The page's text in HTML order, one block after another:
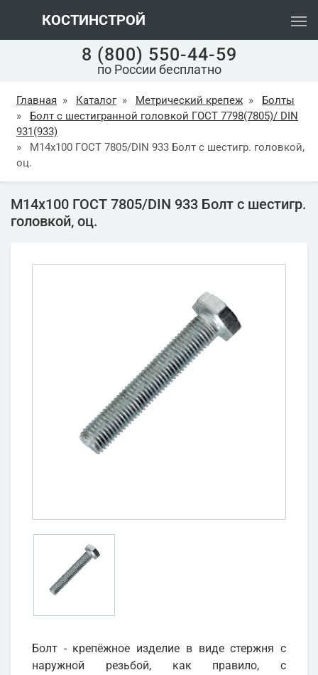
КОСТИНСТРОЙ
8 (800) 550-44-59
по России бесплатно
Главная » Каталог » Метрический крепеж »
Болты
»
Болт с шестигранной головкой ГОСТ 7798(7805)/ DIN
931(933)
»
М14х100 ГОСТ 7805/DIN 933 Болт с шестигр. головкой,
оц.
М14х100 ГОСТ 7805/DIN 933 Болт с шестигр.
головкой, оц.
Болт - крепёжное изделие в виде стержня с
наружной резьбой, как правило, с